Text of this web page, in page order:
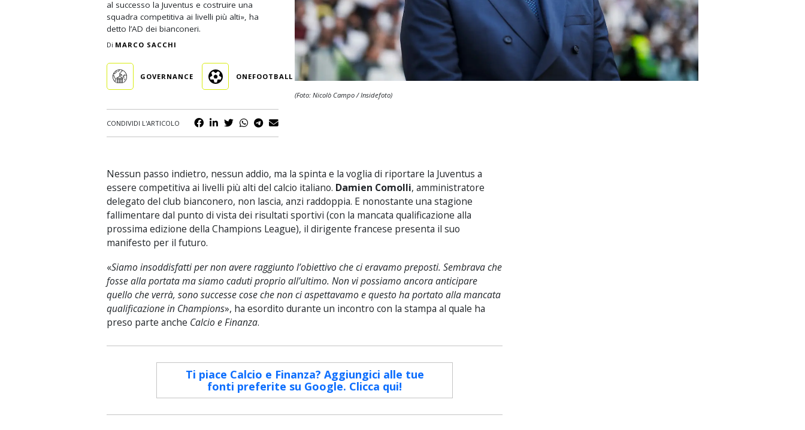
Casinò
al successo la Juventus e costruire una
squadra competitiva ai livelli più alti», ha
detto l’AD dei bianconeri.
Di MARCO SACCHI
GOVERNANCE ONEFOOTBALL
CONDIVIDI L'ARTICOLO
(Foto: Nicolò Campo / Insidefoto)
Nessun passo indietro, nessun addio, ma la spinta e la voglia di riportare la Juventus a
essere competitiva ai livelli più alti del calcio italiano. Damien Comolli, amministratore
delegato del club bianconero, non lascia, anzi raddoppia. E nonostante una stagione
fallimentare dal punto di vista dei risultati sportivi (con la mancata qualificazione alla
prossima edizione della Champions League), il dirigente francese presenta il suo
manifesto per il futuro.
«Siamo insoddisfatti per non avere raggiunto l’obiettivo che ci eravamo preposti. Sembrava che
fosse alla portata ma siamo caduti proprio all’ultimo. Non vi possiamo ancora anticipare
quello che verrà, sono successe cose che non ci aspettavamo e questo ha portato alla mancata
qualificazione in Champions», ha esordito durante un incontro con la stampa al quale ha
preso parte anche Calcio e Finanza.
Ti piace Calcio e Finanza? Aggiungici alle tue
fonti preferite su Google. Clicca qui!